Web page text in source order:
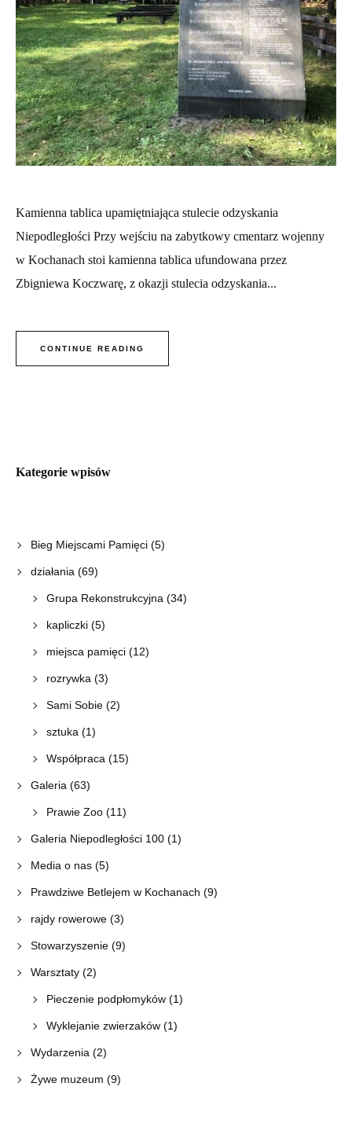
Kamienna tablica upamiętniająca stulecie odzyskania
Niepodległości Przy wejściu na zabytkowy cmentarz wojenny
w Kochanach stoi kamienna tablica ufundowana przez
Zbigniewa Koczwarę, z okazji stulecia odzyskania...
CONTINUE READING
Kategorie wpisów
Bieg Miejscami Pamięci(5)
działania (69)
Grupa Rekonstrukcyjna (34)
kapliczki(5)
miejsca pamięci(12)
rozrywka (3)
Sami Sobie(2)
sztuka (1)
Współpraca (15)
Galeria (63)
Prawie Zoo(11)
Galeria Niepodległości 100(1)
Media o nas(5)
Prawdziwe Betlejem w Kochanach (9)
rajdy rowerowe(3)
Stowarzyszenie(9)
Warsztaty(2)
Pieczenie podpłomyków(1)
Wyklejanie zwierzaków(1)
Wydarzenia (2)
Żywe muzeum (9)